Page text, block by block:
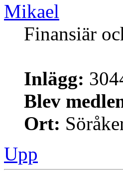
Mikael
Finansiär
Inlägg:
Blev
Ort:
Upp